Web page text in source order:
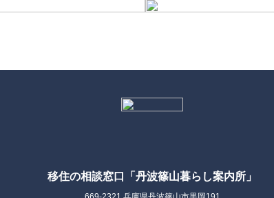
移住の相談窓口「丹波篠山暮らし案内所」